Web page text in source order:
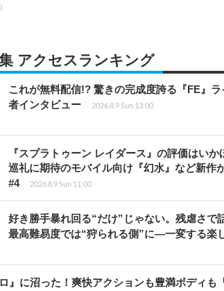
アクセスランキング
これが無料配信!? 驚きの完成度誇る『FE』
者インタビュー
2026.8.9 Sun 13:00
『スプラトゥーン レイダース』の評価はい
巡礼に期待のモバイル向け『幻水』など新作
#4
2026.8.9 Sun 11:00
好き勝手暴れ回る“だけ”じゃない。残虐さで
最高難易度では“狩られる側”に―一変する楽
ロ』に沼った！爽快アクションも豊満ボディ